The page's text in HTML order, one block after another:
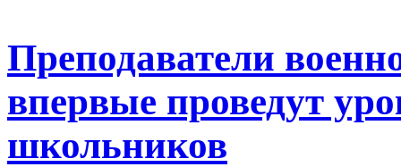
Преподаватели
впервые проведут
школьников